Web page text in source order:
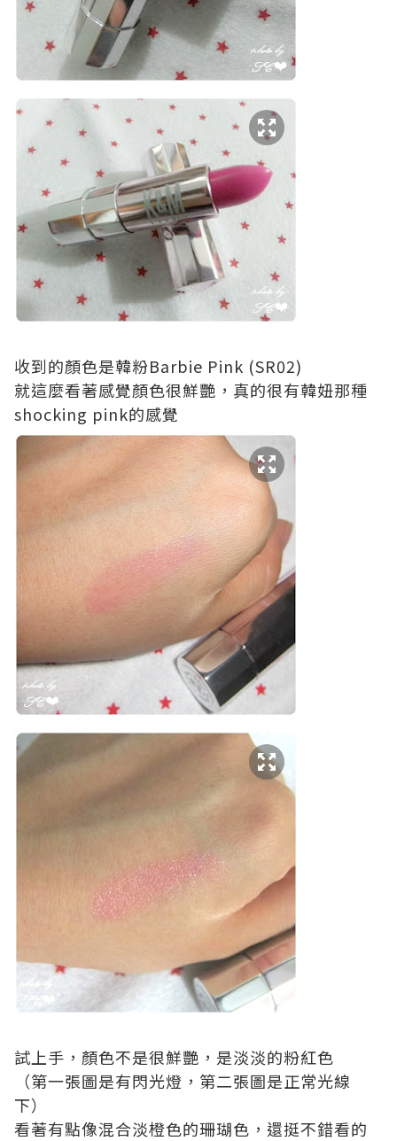
收到的顏色是韓粉Barbie Pink (SR02)
就這麼看著感覺顏色很鮮艷，真的很有韓妞那種
shocking pink的感覺
試上手，顏色不是很鮮艷，是淡淡的粉紅色
（第一張圖是有閃光燈，第二張圖是正常光線
下）
看著有點像混合淡橙色的珊瑚色，還挺不錯看的